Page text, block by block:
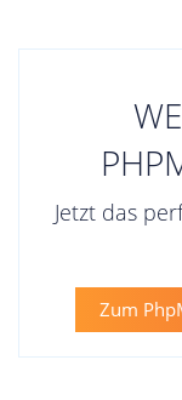
Jetzt das
Zum